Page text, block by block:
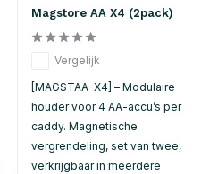
Magstore AA X4 (2pack)
Vergelijk
[MAGSTAA-X4] – Modulaire
houder voor 4 AA-accu’s per
caddy. Magnetische
vergrendeling, set van twee,
verkrijgbaar in meerdere